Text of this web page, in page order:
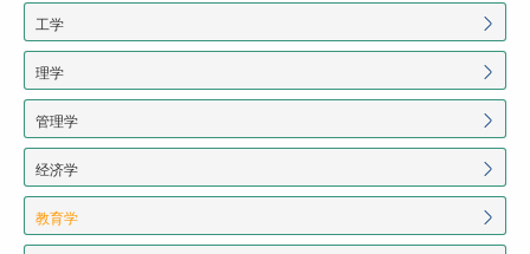
工学
理学
管理学
经济学
教育学